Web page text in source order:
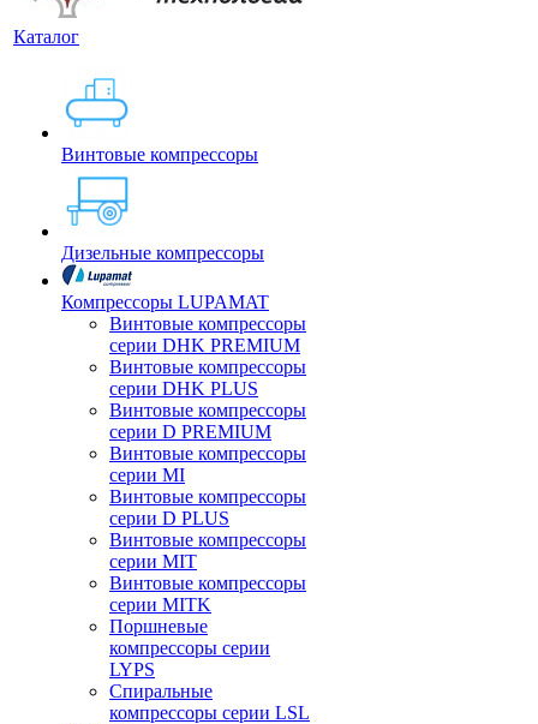
Каталог
Винтовые компрессоры
Дизельные компрессоры
Компрессоры LUPAMAT
Винтовые компрессоры
серии DHK PREMIUM
Винтовые компрессоры
серии DHK PLUS
Винтовые компрессоры
серии D PREMIUM
Винтовые компрессоры
серии MI
Винтовые компрессоры
серии D PLUS
Винтовые компрессоры
серии MIT
Винтовые компрессоры
серии MITK
Поршневые
компрессоры серии
LYPS
Спиральные
компрессоры серии LSL